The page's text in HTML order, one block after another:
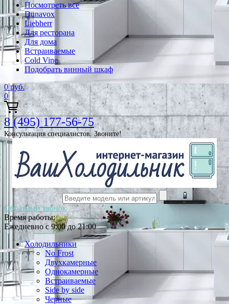
Посмотреть все
Dunavox
Liebherr
Для ресторана
Для дома
Встраиваемые
Cold Vine
Подобрать винный шкаф
0 руб.
0
8 (495) 177-56-75
Консультация специалистов. Звоните!
Обратный звонок
Время работы:
Ежедневно с 9:00 до 21:00
Холодильники
No Frost
Двухкамерные
Однокамерные
Встраиваемые
Side by side
Черные